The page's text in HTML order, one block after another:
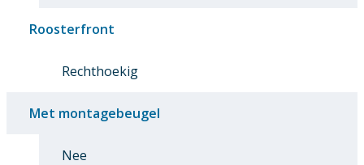
Roosterfront
Rechthoekig
Met montagebeugel
Nee